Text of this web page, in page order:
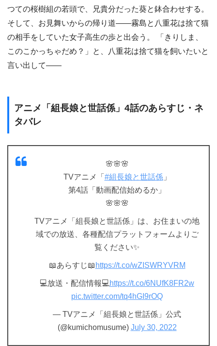
つての桜樹組の若頭で、兄貴分だった葵と鉢合わせする。
そして、お見舞いからの帰り道――霧島と八重花は捨て猫
の相手をしていた女子高生の歩と出会う。 「きりしま、
このこかっちゃだめ？」と、八重花は捨て猫を飼いたいと
言い出して――
アニメ「組長娘と世話係」4話のあらすじ・ネ
タバレ
🌸🌸🌸
TVアニメ「 #組長娘と世話係」
第4話「動画配信始めるか」
🌸🌸🌸
TVアニメ「組長娘と世話係」は、お住まいの地
域での放送、各種配信プラットフォームよりご
覧ください✨
📖あらすじ📖 https://t.co/wZISWRYVRM
💻放送・配信情報💻 https://t.co/6NUfK8FR2w
pic.twitter.com/tq4hGI9rOQ
— TVアニメ「組長娘と世話係」公式
(@kumichomusume) July 30, 2022